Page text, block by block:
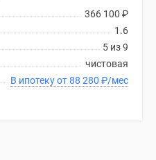
366 100 ₽
1.6
5 из 9
чистовая
В ипотеку от 88 280 ₽/мес